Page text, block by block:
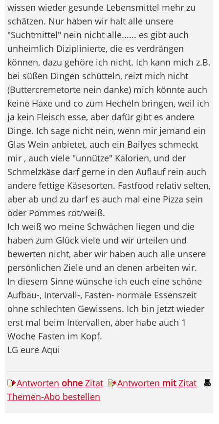
wissen wieder gesunde Lebensmittel mehr zu
schätzen. Nur haben wir halt alle unsere
"Suchtmittel" nein nicht alle...... es gibt auch
unheimlich Diziplinierte, die es verdrängen
können, dazu gehöre ich nicht. Ich kann mich z.B.
bei süßen Dingen schütteln, reizt mich nicht
(Buttercremetorte nein danke) mich könnte auch
keine Haxe und co zum Hecheln bringen, weil ich
ja kein Fleisch esse, aber dafür gibt es andere
Dinge. Ich sage nicht nein, wenn mir jemand ein
Glas Wein anbietet, auch ein Bailyes schmeckt
mir , auch viele "unnütze" Kalorien, und der
Schmelzkäse darf gerne in den Auflauf rein auch
andere fettige Käsesorten. Fastfood relativ selten,
aber ab und zu darf es auch mal eine Pizza sein
oder Pommes rot/weiß.
Ich weiß wo meine Schwächen liegen und die
haben zum Glück viele und wir urteilen und
bewerten nicht, aber wir haben auch alle unsere
persönlichen Ziele und an denen arbeiten wir.
In diesem Sinne wünsche ich euch eine schöne
Aufbau-, Intervall-, Fasten- normale Essenszeit
ohne schlechten Gewissens. Ich bin jetzt wieder
erst mal beim Intervallen, aber habe auch 1
Woche Fasten im Kopf.
LG eure Aqui
Antworten ohne Zitat Antworten mitZitat
Themen-Abo bestellen